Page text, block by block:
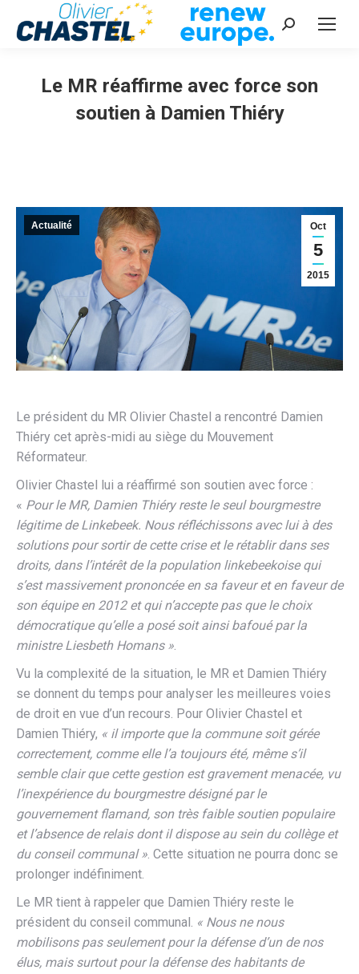
Recherche
Le MR réaffirme avec force son
soutien à Damien Thiéry
Oct
5
2015
Actualité
Le président du MR Olivier Chastel a rencontré Damien
Thiéry cet après-midi au siège du Mouvement
Réformateur.
Olivier Chastel lui a réaffirmé son soutien avec force :
« Pour le MR, Damien Thiéry reste le seul bourgmestre
légitime de Linkebeek. Nous réfléchissons avec lui à des
solutions pour sortir de cette crise et le rétablir dans ses
droits, dans l’intérêt de la population linkebeekoise qui
s’est massivement prononcée en sa faveur et en faveur de
son équipe en 2012 et qui n’accepte pas que le choix
démocratique qu’elle a posé soit ainsi bafoué par la
ministre Liesbeth Homans ».
Vu la complexité de la situation, le MR et Damien Thiéry
se donnent du temps pour analyser les meilleures voies
de droit en vue d’un recours. Pour Olivier Chastel et
Damien Thiéry, « il importe que la commune soit gérée
correctement, comme elle l’a toujours été, même s’il
semble clair que cette gestion est gravement menacée, vu
l’inexpérience du bourgmestre désigné par le
gouvernement flamand, son très faible soutien populaire
et l’absence de relais dont il dispose au sein du collège et
du conseil communal ». Cette situation ne pourra donc se
prolonger indéfiniment.
Le MR tient à rappeler que Damien Thiéry reste le
président du conseil communal. « Nous ne nous
mobilisons pas seulement pour la défense d’un de nos
élus, mais surtout pour la défense des habitants de